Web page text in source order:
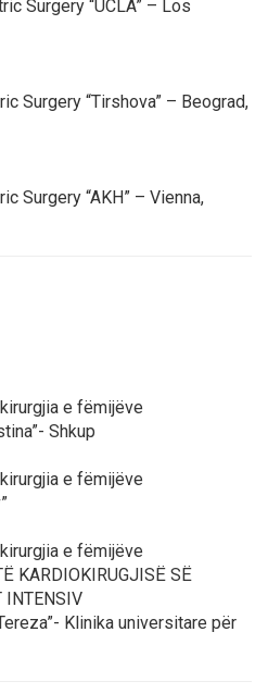
Surgery “UCLA” – Los
Surgery “Tirshova” – Beograd,
Surgery “AKH” – Vienna,
e fëmijëve
Shkup
e fëmijëve
e fëmijëve
KARDIOKIRUGJISË SË
INTENSIV
Klinika universitare për